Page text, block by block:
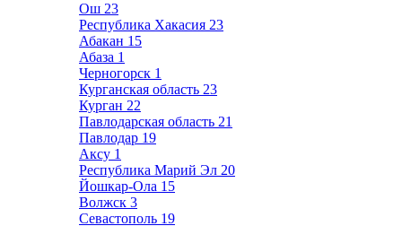
Ош 23
Республика Хакасия 23
Абакан 15
Абаза 1
Черногорск 1
Курганская область 23
Курган 22
Павлодарская область 21
Павлодар 19
Аксу 1
Республика Марий Эл 20
Йошкар-Ола 15
Волжск 3
Севастополь 19